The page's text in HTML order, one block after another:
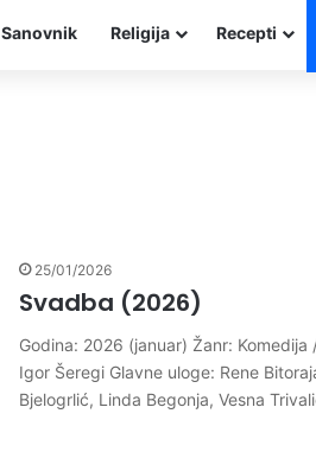
Sanovnik Religija Recepti
25/01/2026
Svadba (2026)
Godina: 2026 (januar) Žanr: Komedija
Igor Šeregi Glavne uloge: Rene
Bjelogrlić, Linda Begonja, Vesna